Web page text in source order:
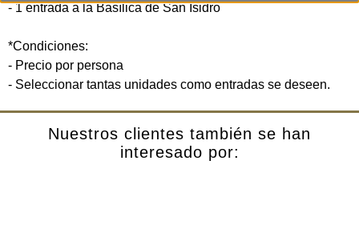
- 1 entrada a la Basílica de San Isidro
*Condiciones:
- Precio por persona
- Seleccionar tantas unidades como entradas se deseen.
Nuestros clientes también se han
interesado por: